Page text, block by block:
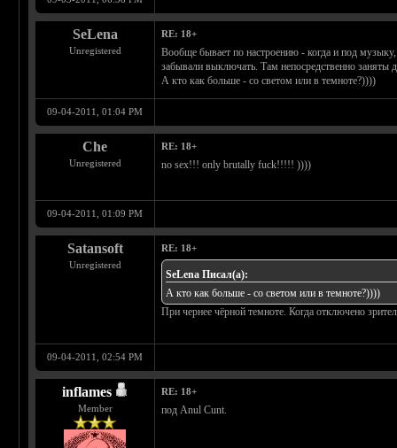
SeLena
Unregistered
RE: 18+
Вообще бывает по настроению - когда и под
забывали выключать. Там непосредственно заняты
А кто как больше - со светом или в темноте?))))
09-04-2011, 01:04 PM
Che
Unregistered
RE: 18+
no sex!!! only brutally fuck!!!!! ))))
09-04-2011, 01:09 PM
Satansoft
Unregistered
RE: 18+
SeLena Писал(а):
А кто как больше - со светом или в темноте?))))
При чернее чёрной темноте. Когда отключено
09-04-2011, 02:54 PM
inflames
Member
RE: 18+
под Anul Cunt.